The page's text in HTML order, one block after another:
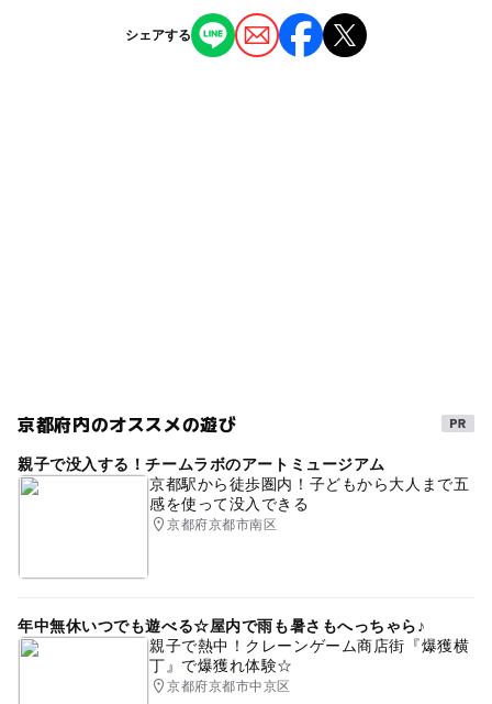
ー 託児所
冬休み2025-2026 GW(ゴールデンウィーク)2027
外遊び 日帰り 午後から遊べる 阪急嵐山線
シェアする
京都府内のオススメの遊び
親子で没入する！チームラボのアートミュージアム
京都駅から徒歩圏内！子どもから大人まで五
感を使って没入できる
京都府京都市南区
年中無休いつでも遊べる☆屋内で雨も暑さもへっちゃら♪
親子で熱中！クレーンゲーム商店街『爆獲横
丁』で爆獲れ体験☆
京都府京都市中京区